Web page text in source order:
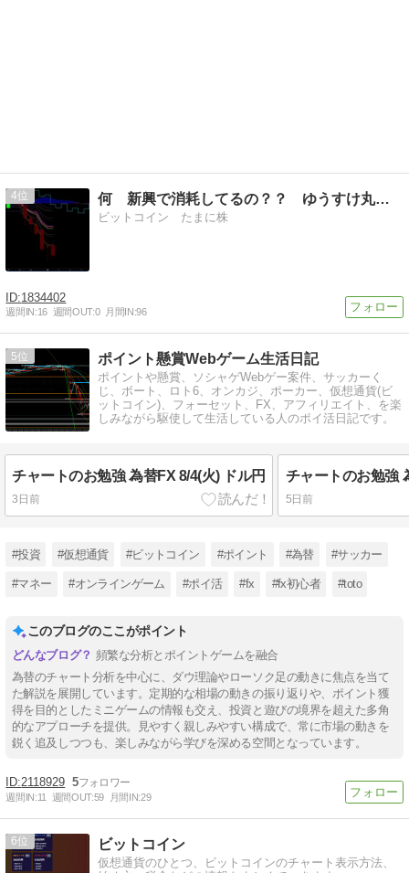
4 何 新興で消耗してるの？？ ゆうすけ丸の株トレ
ビットコイン たまに株
1834402
週間IN:16 週間OUT:0 月間IN:96
5 ポイント懸賞Webゲーム生活日記
ポイントや懸賞、ソシャゲWebゲー案件、サッカーく
じ、ボート、ロト6、オンカジ、ポーカー、仮想通貨(ビ
ットコイン)、フォーセット、FX、アフィリエイト、を楽
しみながら駆使して生活している人のポイ活日記です。
チャートのお勉強 為替FX 8/4(火) ドル円
3日前
チャートのお勉強
5日前
#投資 #仮想通貨 #ビットコイン #ポイント #為替 #サッカー
#マネー #オンラインゲーム #ポイ活 #fx #fx初心者 #toto
このブログのここがポイント
頻繁な分析とポイントゲームを融合
為替のチャート分析を中心に、ダウ理論やローソク足の動きに焦点を当て
た解説を展開しています。定期的な相場の動きの振り返りや、ポイント獲
得を目的としたミニゲームの情報も交え、投資と遊びの境界を超えた多角
的なアプローチを提供。見やすく親しみやすい構成で、常に市場の動きを
鋭く追及しつつも、楽しみながら学びを深める空間となっています。
2118929 5
週間IN:11 週間OUT:59 月間IN:29
6 ビットコイン
仮想通貨のひとつ、ビットコインのチャート表示方法、